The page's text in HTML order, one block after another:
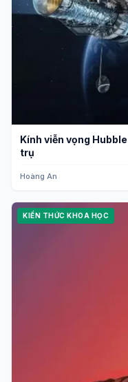
Kính viễn vọng
trụ
Hoàng An
KIẾN THỨC KHOA HỌC